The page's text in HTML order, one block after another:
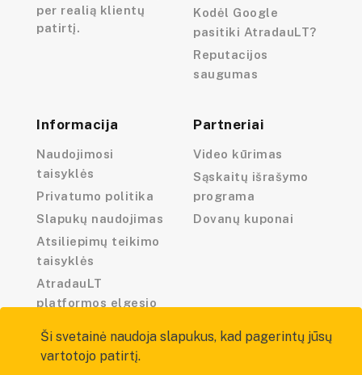
per realią klientų
patirtį.
Kodėl Google
pasitiki AtradauLT?
Reputacijos
saugumas
Informacija
Naudojimosi
taisyklės
Privatumo politika
Slapukų naudojimas
Atsiliepimų teikimo
taisyklės
AtradauLT
platformos elgesio
Partneriai
Video kūrimas
Sąskaitų išrašymo
programa
Dovanų kuponai
Ši svetainė naudoja slapukus, kad pagerintų jūsų
vartotojo patirtį.